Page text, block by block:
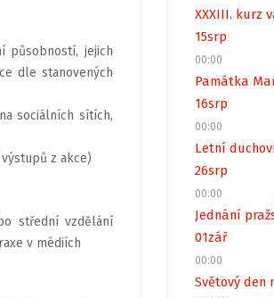
působností, jejich
dle stanovených
sociálních sítích,
z akce)
střední vzdělání
v médiích
XXXIII. kurz
15srp
00:00
Památka
16srp
00:00
Letní
26srp
00:00
Jednání
01zář
00:00
Světový den